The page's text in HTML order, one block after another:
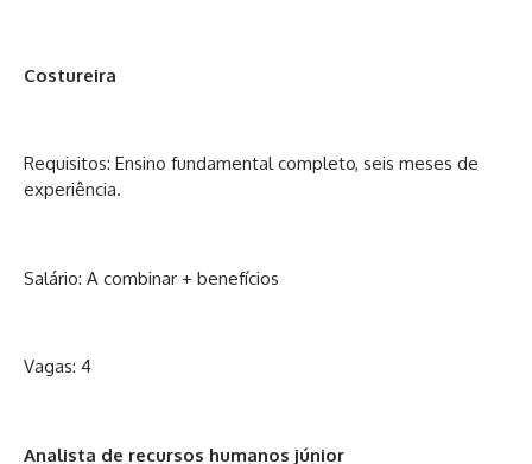
Costureira
Requisitos: Ensino fundamental completo, seis meses de
experiência.
Salário: A combinar + benefícios
Vagas: 4
Analista de recursos humanos júnior